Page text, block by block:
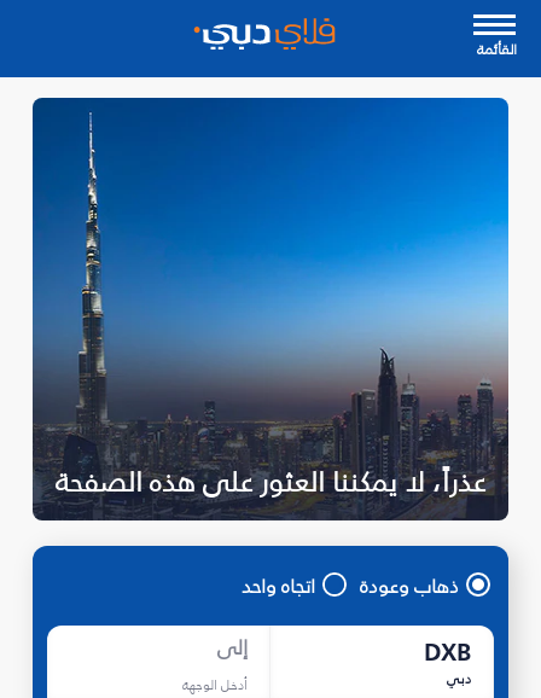
القأئمة
عذراً، لا يمكننا العثور على هذه الصفحة
ذهاب وعودة اتجاه واحد
DXB
دبي
إلى
أدخل الوجهة